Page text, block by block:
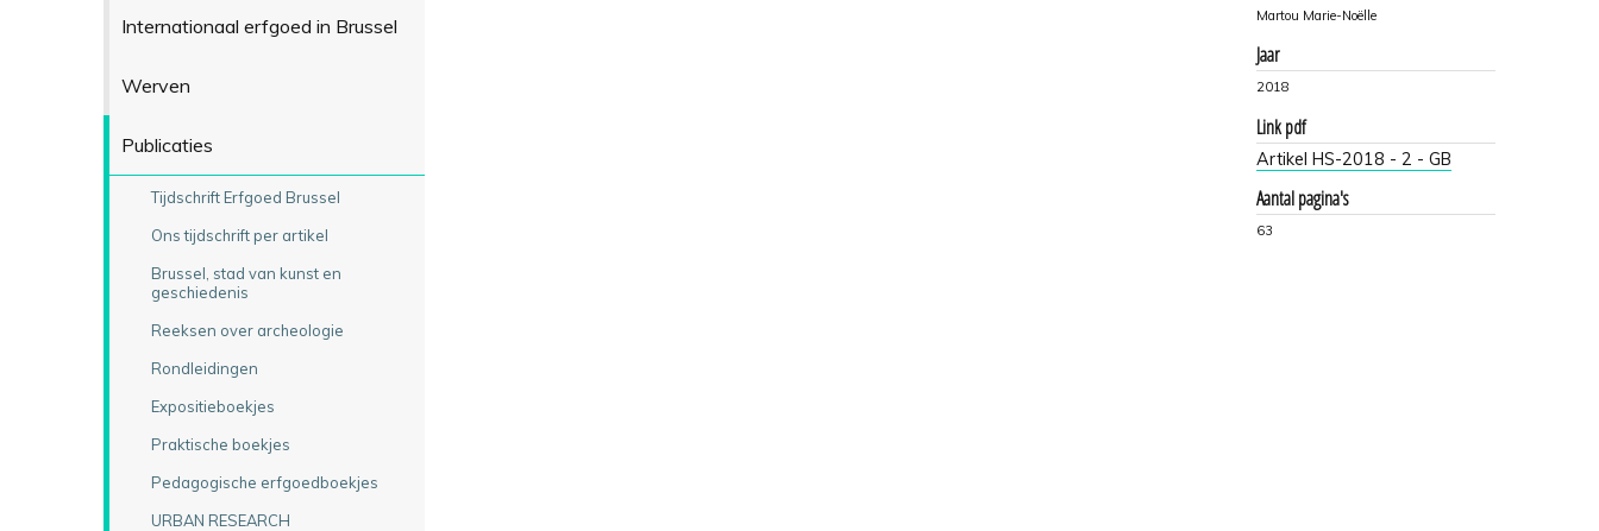
Internationaal erfgoed in Brussel
Werven
Publicaties
Tijdschrift Erfgoed Brussel
Ons tijdschrift per artikel
Brussel, stad van kunst en
geschiedenis
Reeksen over archeologie
Rondleidingen
Expositieboekjes
Praktische boekjes
Pedagogische erfgoedboekjes
URBAN RESEARCH
Martou Marie-Noëlle
Jaar
2018
Link pdf
Artikel HS-2018 - 2 - GB
Aantal pagina's
63